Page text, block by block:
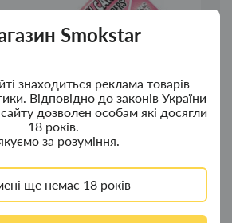
Smokstar
знаходиться реклама товарів
Відповідно до законів України
дозволен особам які досягли
18 років.
за розуміння.
ще немає 18 років